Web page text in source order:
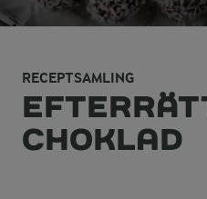
RECEPTSAMLING
CHOKLAD